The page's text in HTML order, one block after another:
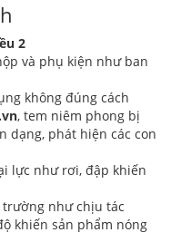
2
và phụ kiện như ban
không đúng cách
, tem niêm phong bị
dạng, phát hiện các con
lực như rơi, đập khiến
như chịu tác
khiến sản phẩm nóng